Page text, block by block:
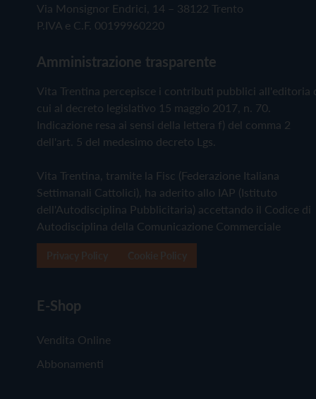
Via Monsignor Endrici, 14 – 38122 Trento
P.IVA e C.F. 00199960220
Amministrazione trasparente
Vita Trentina percepisce i contributi pubblici all'editoria
cui al decreto legislativo 15 maggio 2017, n. 70.
Indicazione resa ai sensi della lettera f) del comma 2
dell'art. 5 del medesimo decreto Lgs.
Vita Trentina, tramite la Fisc (Federazione Italiana
Settimanali Cattolici), ha aderito allo IAP (Istituto
dell'Autodisciplina Pubblicitaria) accettando il Codice di
Autodisciplina della Comunicazione Commerciale
E-Shop
Vendita Online
Abbonamenti